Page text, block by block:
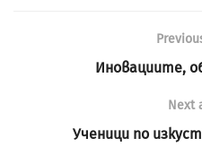
Иновациите,
Next
Ученици по